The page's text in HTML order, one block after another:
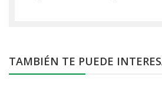
TAMBIÉN TE PUEDE